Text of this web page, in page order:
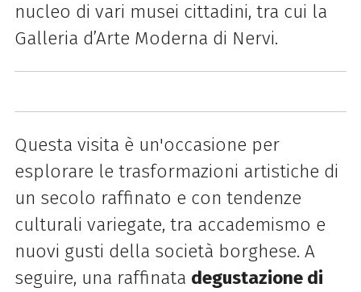
nucleo di vari musei cittadini, tra cui la
Galleria d’Arte Moderna di Nervi.
Questa visita è un'occasione per
esplorare le trasformazioni artistiche di
un secolo raffinato e con tendenze
culturali variegate, tra accademismo e
nuovi gusti della società borghese. A
seguire, una raffinata degustazione di